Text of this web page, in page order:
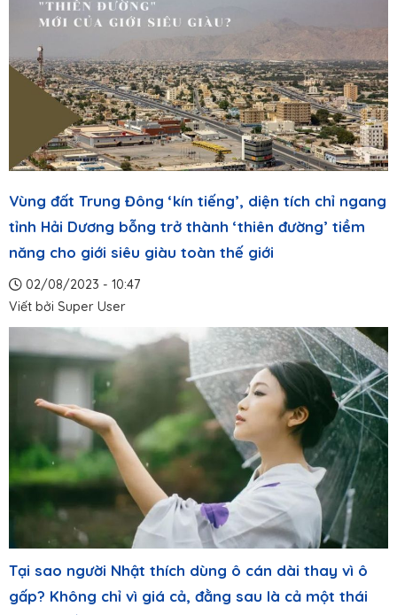
Vùng đất Trung Đông ‘kín tiếng’, diện tích chỉ ngang
tỉnh Hải Dương bỗng trở thành ‘thiên đường’ tiềm
năng cho giới siêu giàu toàn thế giới
02/08/2023 - 10:47
Viết bởi Super User
Tại sao người Nhật thích dùng ô cán dài thay vì ô
gấp? Không chỉ vì giá cả, đằng sau là cả một thái